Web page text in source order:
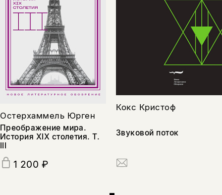
Остерхаммель Юрген
Преображение мира.
История XIX столетия. Т.
III
1 200 ₽
Кокс Кристоф
Звуковой поток